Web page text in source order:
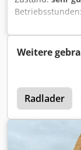
Betriebsstunden:
Baujahr: 2005
Zustand: sehr
an Thierry
Weitere
Radlader